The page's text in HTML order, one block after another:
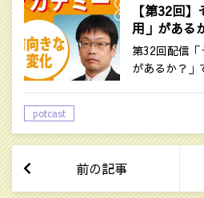
【第32回
用」がある
第32回配信「
があるか？
potcast
前の記事